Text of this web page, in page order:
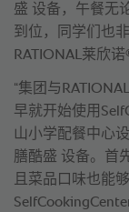
盛 设备，午餐无
到位，同学们也
RATIONAL莱欣诺
“集团与
早就开始使用
山小学配餐中心
膳酷盛 设备。首
且菜品口味也能